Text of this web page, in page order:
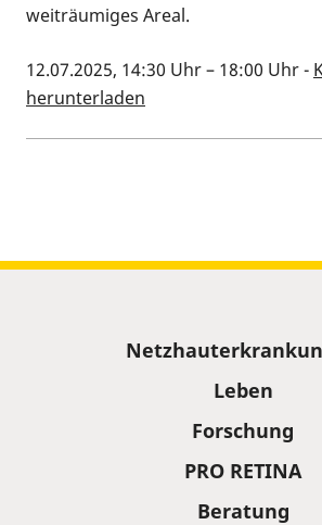
weiträumiges Areal.
12.07.2025, 14:30 Uhr– 18:00 Uhr-
herunterladen
Leben
Forschung
PRO RETINA
Beratung